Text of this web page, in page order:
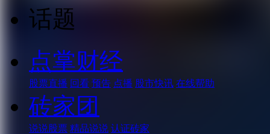
话题
点掌财经
股票直播 回看 预告 点播 股市快讯 在线帮助
砖家团
说说股票 精品说说 认证砖家